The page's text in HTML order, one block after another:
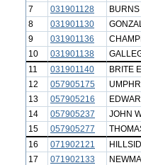
7
031901128
8
031901130
9
031901136
10
031901138
11
031901140 BRITE
12
057905175
13
057905216
14
057905237 JOHN
15
057905277
16
071902121
17
071902133